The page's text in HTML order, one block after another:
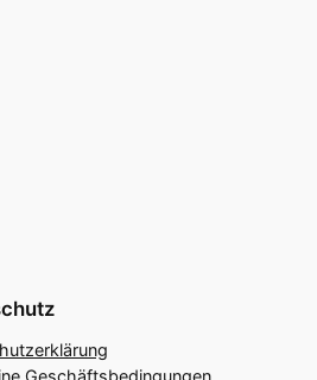
Geschäftsbedingungen